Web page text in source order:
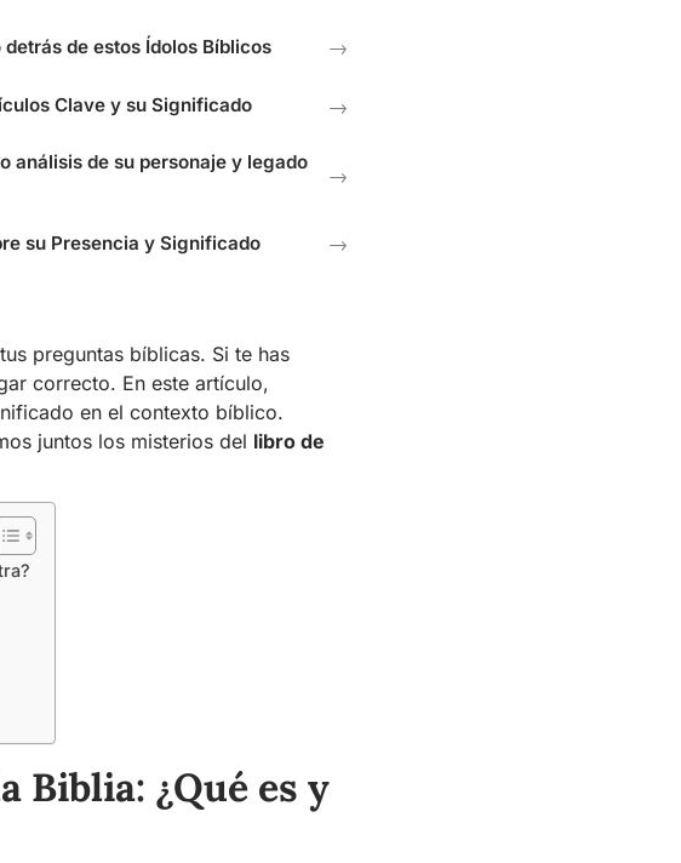
de estos Ídolos Bíblicos →
Clave y su Significado →
análisis de su personaje y legado
→
su Presencia y Significado →
preguntas bíblicas. Si te has
correcto. En este artículo,
en el contexto bíblico.
juntos los misterios del libro de
Biblia: ¿Qué es y